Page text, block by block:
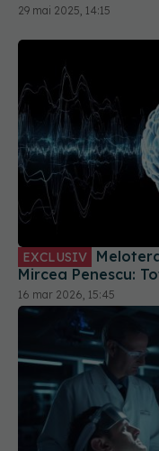
29 mai 2025, 14:15
EXCLUSIV
Mircea Penescu:
16 mar 2026, 15:45